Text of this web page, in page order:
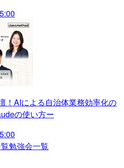
！AIによる自治体業務効率化の
の使い方ー
勉強会一覧